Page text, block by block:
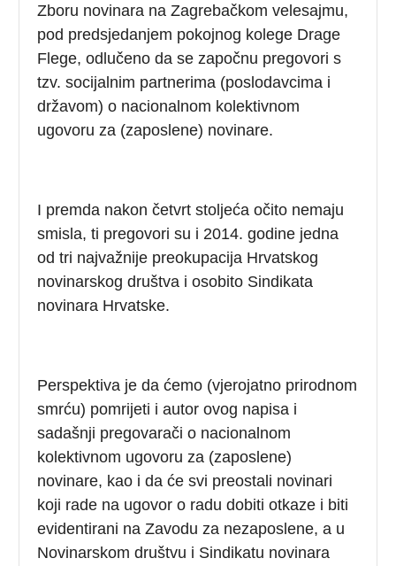
Zboru novinara na Zagrebačkom velesajmu,
pod predsjedanjem pokojnog kolege Drage
Flege, odlučeno da se započnu pregovori s
tzv. socijalnim partnerima (poslodavcima i
državom) o nacionalnom kolektivnom
ugovoru za (zaposlene) novinare.
I premda nakon četvrt stoljeća očito nemaju
smisla, ti pregovori su i 2014. godine jedna
od tri najvažnije preokupacija Hrvatskog
novinarskog društva i osobito Sindikata
novinara Hrvatske.
Perspektiva je da ćemo (vjerojatno prirodnom
smrću) pomrijeti i autor ovog napisa i
sadašnji pregovarači o nacionalnom
kolektivnom ugovoru za (zaposlene)
novinare, kao i da će svi preostali novinari
koji rade na ugovor o radu dobiti otkaze i biti
evidentirani na Zavodu za nezaposlene, a u
Novinarskom društvu i Sindikatu novinara